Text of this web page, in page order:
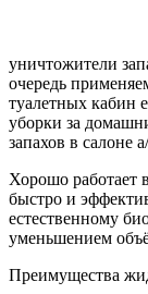
уничтожители
очередь
туалетных кабин
уборки за
запахов в салоне
Хорошо работает
быстро и
естественному
уменьшением
Преимущества